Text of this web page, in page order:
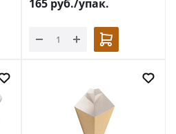
165 руб./упак.